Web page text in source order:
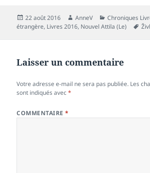
Publié
le
22 août 2016 Auteur
AnneV Catégories
Chroniques
étrangère, Livres 2016, Nouvel Attila (Le)
Laisser un commentaire
Votre adresse e-mail ne sera pas publiée. Les
sont indiqués avec*
COMMENTAIRE*